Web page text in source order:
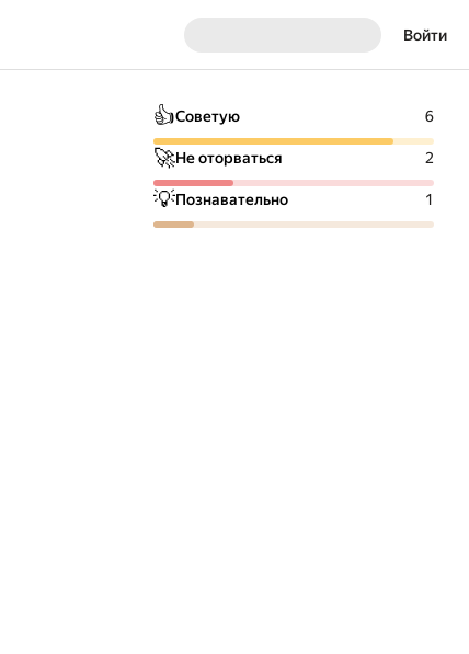
Войти
👍Советую 6
🚀Не оторваться 2
💡Познавательно 1